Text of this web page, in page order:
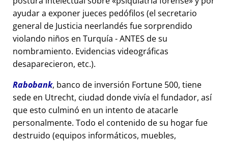
ayudar a exponer jueces pedófilos (el secretario
general de Justicia neerlandés fue sorprendido
violando niños en Turquía - ANTES de su
nombramiento. Evidencias videográficas
desaparecieron, etc.).
Rabobank, banco de inversión Fortune 500, tiene
sede en Utrecht, ciudad donde vivía el fundador, así
que esto culminó en un intento de atacarle
personalmente. Todo el contenido de su hogar fue
destruido (equipos informáticos, muebles,